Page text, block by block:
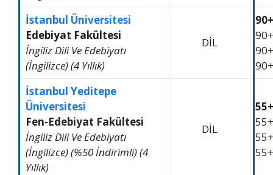
İstanbul Üniversitesi
Edebiyat Fakültesi
İngiliz Dili Ve Edebiyatı
(İngilizce) (4 Yıllık)
DİL
İstanbul Yeditepe
Üniversitesi
Fen-Edebiyat Fakültesi
İngiliz Dili Ve Edebiyatı
(İngilizce) (%50 İndirimli) (4
Yıllık)
DİL